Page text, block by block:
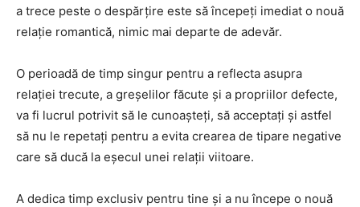
a trece peste o despărțire este să începeți imediat o nouă
relație romantică, nimic mai departe de adevăr.
O perioadă de timp singur pentru a reflecta asupra
relației trecute, a greșelilor făcute și a propriilor defecte,
va fi lucrul potrivit să le cunoașteți, să acceptați și astfel
să nu le repetați pentru a evita crearea de tipare negative
care să ducă la eșecul unei relații viitoare.
A dedica timp exclusiv pentru tine și a nu începe o nouă